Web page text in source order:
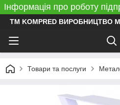
Інформація про роботу
ТМ KOMPRED ВИРОБНИЦТВО
Товари та послуги